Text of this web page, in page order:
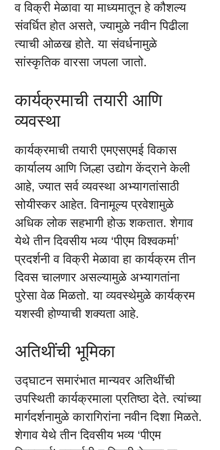
व विक्री मेळावा या माध्यमातून हे कौशल्य
संवर्धित होत असते, ज्यामुळे नवीन पिढीला
त्याची ओळख होते. या संवर्धनामुळे
सांस्कृतिक वारसा जपला जातो.
कार्यक्रमाची तयारी आणि
व्यवस्था
कार्यक्रमाची तयारी एमएसएमई विकास
कार्यालय आणि जिल्हा उद्योग केंद्राने केली
आहे, ज्यात सर्व व्यवस्था अभ्यागतांसाठी
सोयीस्कर आहेत. विनामूल्य प्रवेशामुळे
अधिक लोक सहभागी होऊ शकतात. शेगाव
येथे तीन दिवसीय भव्य ‘पीएम विश्वकर्मा’
प्रदर्शनी व विक्री मेळावा हा कार्यक्रम तीन
दिवस चालणार असल्यामुळे अभ्यागतांना
पुरेसा वेळ मिळतो. या व्यवस्थेमुळे कार्यक्रम
यशस्वी होण्याची शक्यता आहे.
अतिथींची भूमिका
उद्घाटन समारंभात मान्यवर अतिथींची
उपस्थिती कार्यक्रमाला प्रतिष्ठा देते. त्यांच्या
मार्गदर्शनामुळे कारागिरांना नवीन दिशा मिळते.
शेगाव येथे तीन दिवसीय भव्य ‘पीएम